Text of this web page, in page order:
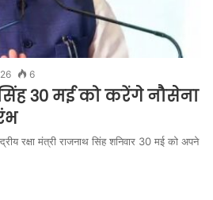
6
सिंह 30 मई को करेंगे नौसेना
मंत्री राजनाथ सिंह शनिवार 30 मई को अपने